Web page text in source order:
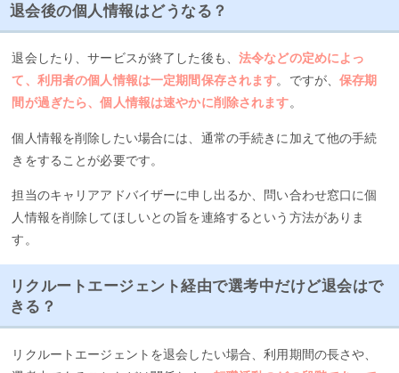
退会後の個人情報はどうなる？
退会したり、サービスが終了した後も、法令などの定めによっ
て、利用者の個人情報は一定期間保存されます。ですが、保存期
間が過ぎたら、個人情報は速やかに削除されます。
個人情報を削除したい場合には、通常の手続きに加えて他の手続
きをすることが必要です。
担当のキャリアアドバイザーに申し出るか、問い合わせ窓口に個
人情報を削除してほしいとの旨を連絡するという方法がありま
す。
リクルートエージェント経由で選考中だけど退会はで
きる？
リクルートエージェントを退会したい場合、利用期間の長さや、